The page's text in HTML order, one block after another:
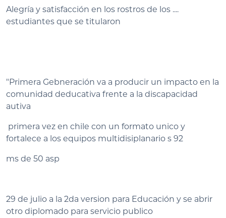
Alegría y satisfacción en los rostros de los ....
estudiantes que se titularon
"Primera Gebneración va a producir un impacto en la
comunidad deducativa frente a la discapacidad
autiva
primera vez en chile con un formato unico y
fortalece a los equipos multidisiplanario s 92
ms de 50 asp
29 de julio a la 2da version para Educación y se abrir
otro diplomado para servicio publico